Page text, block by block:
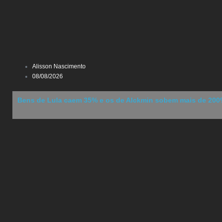
Alisson Nascimento
08/08/2026
Bens de Lula caem 35% e os de Alckmin sobem mais de